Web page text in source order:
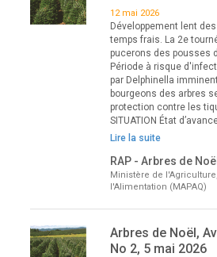
12 mai 2026
Développement lent
temps frais. La 2e
pucerons des pousses
Période à risque
par Delphinella
bourgeons des arbres
protection contre les
SITUATION État
Lire la suite
RAP - Arbres de Noël
Ministère de
l'Alimentation (MAPAQ)
Arbres de Noël,
No 2, 5 mai 2026